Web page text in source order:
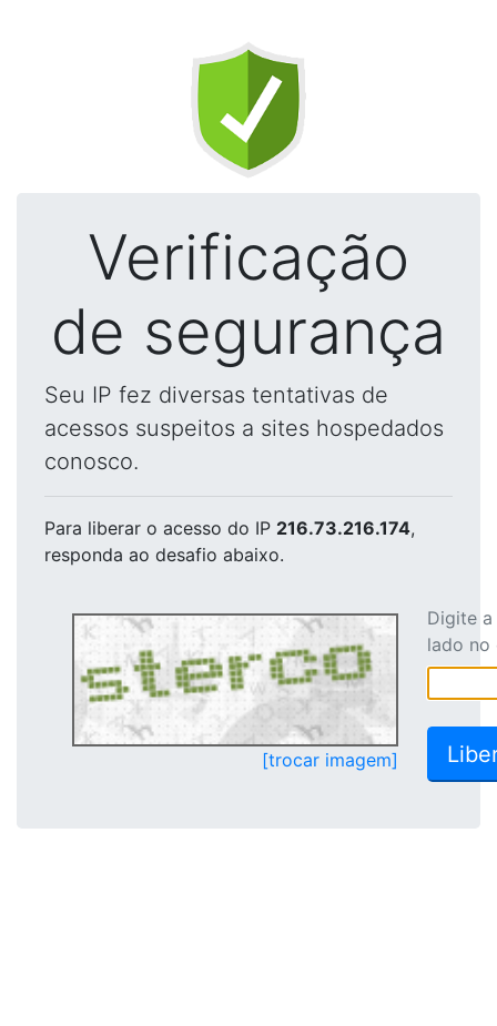
Verificação
de segurança
Seu IP fez diversas tentativas de
acessos suspeitos a sites hospedados
conosco.
Para liberar o acesso do IP 216.73.216.174,
responda ao desafio abaixo.
[trocar imagem]
Digite
lado no